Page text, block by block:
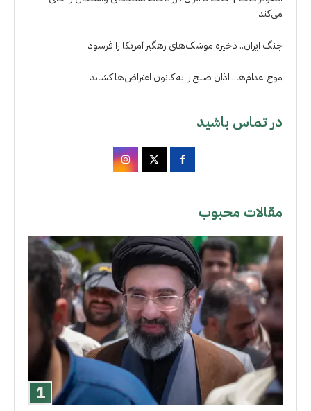
می‌کند
جنگ ایران.. ذخیره موشک‌های رهگیر آمریکا را فرسود
موج اعدام‌ها.. اذان صبح را به کانون اعتراض‌ها کشاند
در تماس باشید
مقالات محبوب